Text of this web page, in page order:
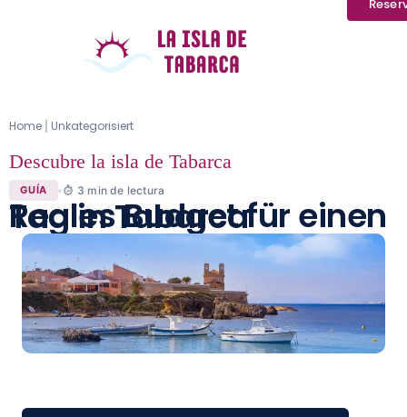
Home Unkategorisiert
Descubre la isla de Tabarca
GUÍA 3 min de lectura
Reales Budget für einen Tag in Tabarca